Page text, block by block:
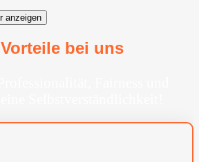
anzeigen
bei uns